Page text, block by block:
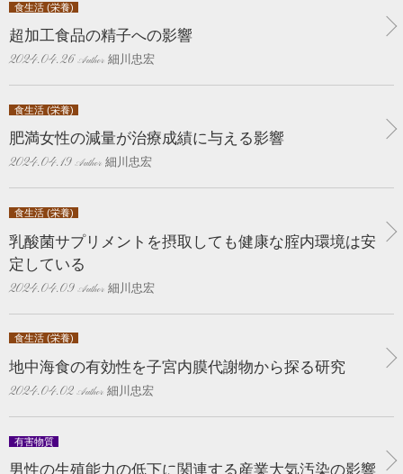
食生活 (栄養)
超加工食品の精子への影響
2024.04.26 細川忠宏
食生活 (栄養)
肥満女性の減量が治療成績に与える影響
2024.04.19 細川忠宏
食生活 (栄養)
乳酸菌サプリメントを摂取しても健康な腟内環境は安
定している
2024.04.09 細川忠宏
食生活 (栄養)
地中海食の有効性を子宮内膜代謝物から探る研究
2024.04.02 細川忠宏
有害物質
男性の生殖能力の低下に関連する産業大気汚染の影響